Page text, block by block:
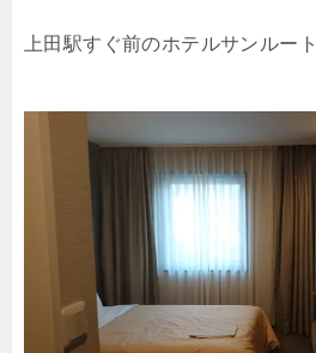
上田駅すぐ前のホテルサンルー